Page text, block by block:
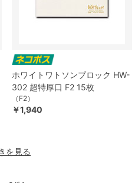
ホワイトワトソンブロック HW-
302 超特厚口 F2 15枚
（F2）
￥1,940
を見る